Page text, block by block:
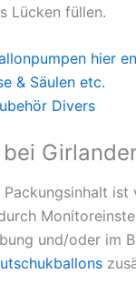
Lücken füllen.
hier
& Säulen etc.
Divers
Packungsinhalt
und/oder im